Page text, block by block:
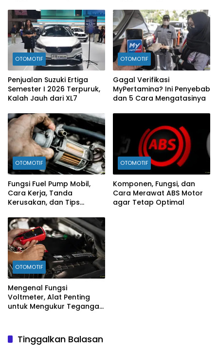
OTOMOTIF
Penjualan Suzuki Ertiga
Semester I 2026 Terpuruk,
Kalah Jauh dari XL7
OTOMOTIF
Gagal Verifikasi
MyPertamina? Ini Penyebab
dan 5 Cara Mengatasinya
OTOMOTIF
Fungsi Fuel Pump Mobil,
Cara Kerja, Tanda
Kerusakan, dan Tips
OTOMOTIF
Komponen, Fungsi, dan
Cara Merawat ABS Motor
agar Tetap Optimal
OTOMOTIF
Mengenal Fungsi
Voltmeter, Alat Penting
untuk Mengukur Tegangan
Tinggalkan Balasan